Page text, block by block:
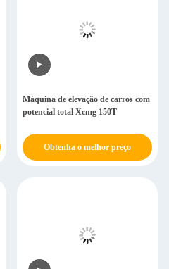
Máquina de elevação de carros com
potencial total Xcmg 150T
Obtenha o melhor preço